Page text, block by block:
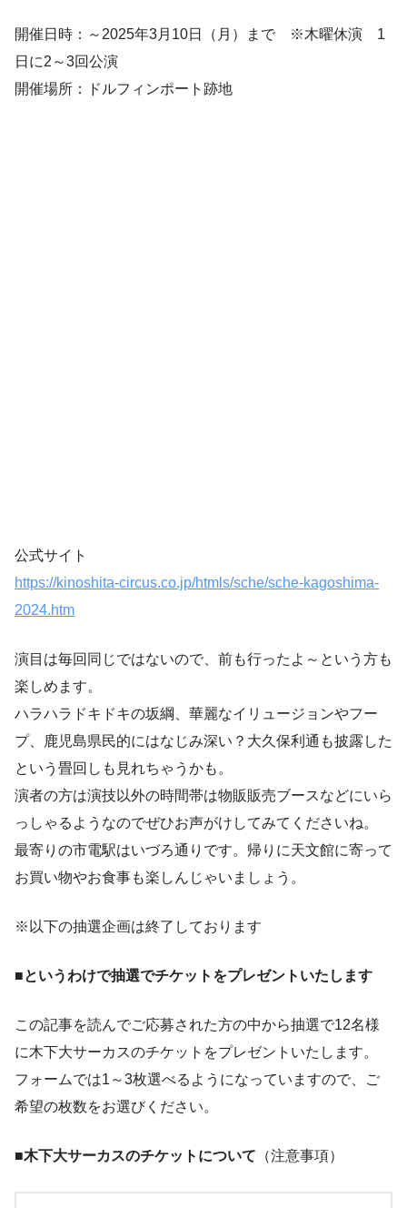
開催日時：～2025年3月10日（月）まで ※木曜休演 1
日に2～3回公演
開催場所：ドルフィンポート跡地
公式サイト
https://kinoshita-circus.co.jp/htmls/sche/sche-kagoshima-
2024.htm
演目は毎回同じではないので、前も行ったよ～という方も
楽しめます。
ハラハラドキドキの坂綱、華麗なイリュージョンやフー
プ、鹿児島県民的にはなじみ深い？大久保利通も披露した
という畳回しも見れちゃうかも。
演者の方は演技以外の時間帯は物販販売ブースなどにいら
っしゃるようなのでぜひお声がけしてみてくださいね。
最寄りの市電駅はいづろ通りです。帰りに天文館に寄って
お買い物やお食事も楽しんじゃいましょう。
※以下の抽選企画は終了しております
■というわけで抽選でチケットをプレゼントいたします
この記事を読んでご応募された方の中から抽選で12名様
に木下大サーカスのチケットをプレゼントいたします。
フォームでは1～3枚選べるようになっていますので、ご
希望の枚数をお選びください。
■木下大サーカスのチケットについて （注意事項）